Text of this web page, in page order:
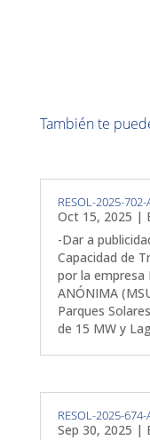
También te
RESOL-2025-
Oct 15, 2025 |
-Dar a
Capacidad de
por la empresa
ANÓNIMA
Parques
de 15 MW y
RESOL-2025-
Sep 30, 2025 |